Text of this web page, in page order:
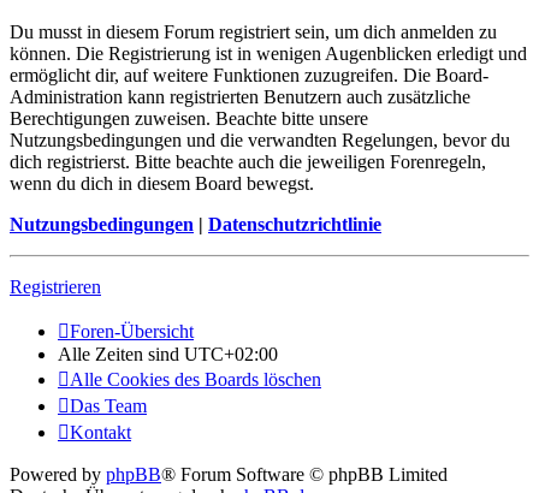
Du musst in diesem Forum registriert sein, um dich anmelden zu
können. Die Registrierung ist in wenigen Augenblicken erledigt und
ermöglicht dir, auf weitere Funktionen zuzugreifen. Die Board-
Administration kann registrierten Benutzern auch zusätzliche
Berechtigungen zuweisen. Beachte bitte unsere
Nutzungsbedingungen und die verwandten Regelungen, bevor du
dich registrierst. Bitte beachte auch die jeweiligen Forenregeln,
wenn du dich in diesem Board bewegst.
Nutzungsbedingungen | Datenschutzrichtlinie
Registrieren
Foren-Übersicht
Alle Zeiten sind UTC+02:00
Alle Cookies des Boards löschen
Das Team
Kontakt
Powered by phpBB® Forum Software © phpBB Limited